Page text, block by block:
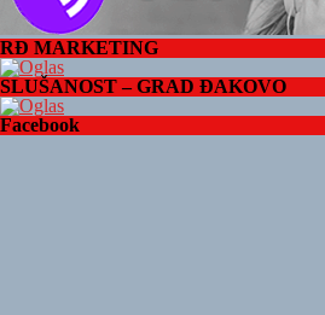
RĐ MARKETING
SLUŠANOST – GRAD ĐAKOVO
Facebook